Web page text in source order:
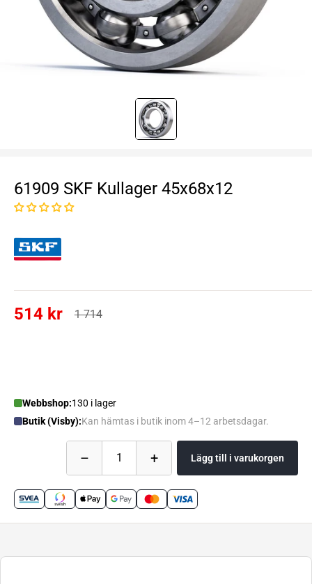
61909 SKF Kullager 45x68x12
514 kr 1 714
Webbshop:130 i lager
Butik (Visby):Kan hämtas i butik inom 4–12 arbetsdagar.
– 1 + Lägg till i varukorgen